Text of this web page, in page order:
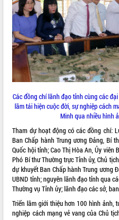
ĐIỂM TIN VĂN BẢN
QUY HOẠCH - KẾ HOẠCH
Các đồng chí lãnh đạo tỉnh cùng các
lãm tái hiện cuộc đời, sự nghiệp cách
Minh qua nhiều hình
Tham dự hoạt động có các đồng chí:
Ban Chấp hành Trung ương Đảng, Bí
Quốc hội tỉnh; Cao Thị Hòa An, Ủy viên
Phó Bí thư Thường trực Tỉnh ủy, Chủ
dự khuyết Ban Chấp hành Trung ương
UBND tỉnh; nguyên lãnh đạo tỉnh qua
Thường vụ Tỉnh ủy; lãnh đạo các sở,
Triển lãm giới thiệu hơn 100 hình ảnh,
nghiệp cách mạng vẻ vang của Chủ